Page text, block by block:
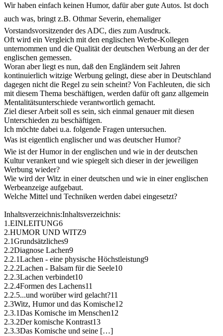
Wir haben einfach keinen Humor, dafür aber gute Autos. Ist doch
auch was, bringt z.B. Othmar Severin, ehemaliger
Vorstandsvorsitzender des ADC, dies zum Ausdruck.
Oft wird ein Vergleich mit den englischen Werbe-Kollegen
unternommen und die Qualität der deutschen Werbung an der der
englischen gemessen.
Woran aber liegt es nun, daß den Engländern seit Jahren
kontinuierlich witzige Werbung gelingt, diese aber in Deutschland
dagegen nicht die Regel zu sein scheint? Von Fachleuten, die sich
mit diesem Thema beschäftigen, werden dafür oft ganz allgemein
Mentalitätsunterschiede verantwortlich gemacht.
Ziel dieser Arbeit soll es sein, sich einmal genauer mit diesen
Unterschieden zu beschäftigen.
Ich möchte dabei u.a. folgende Fragen untersuchen.
Was ist eigentlich englischer und was deutscher Humor?
Wie ist der Humor in der englischen und wie in der deutschen
Kultur verankert und wie spiegelt sich dieser in der jeweiligen
Werbung wieder?
Wie wird der Witz in einer deutschen und wie in einer englischen
Werbeanzeige aufgebaut.
Welche Mittel und Techniken werden dabei eingesetzt?
Inhaltsverzeichnis:Inhaltsverzeichnis:
1.EINLEITUNG6
2.HUMOR UND WITZ9
2.1Grundsätzliches9
2.2Diagnose Lachen9
2.2.1Lachen - eine physische Höchstleistung9
2.2.2Lachen - Balsam für die Seele10
2.2.3Lachen verbindet10
2.2.4Formen des Lachens11
2.2.5...und worüber wird gelacht?11
2.3Witz, Humor und das Komische12
2.3.1Das Komische im Menschen12
2.3.2Der komische Kontrast13
2.3.3Das Komische und seine […]